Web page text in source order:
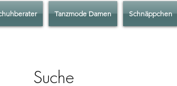
Tanzmode Damen Schnäppchen